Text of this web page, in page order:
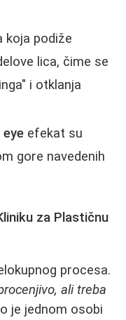
koja podiže
lica, čime se
i otklanja
efekat su
gore navedenih
za Plastičnu
procesa.
ali treba
je jednom osobi